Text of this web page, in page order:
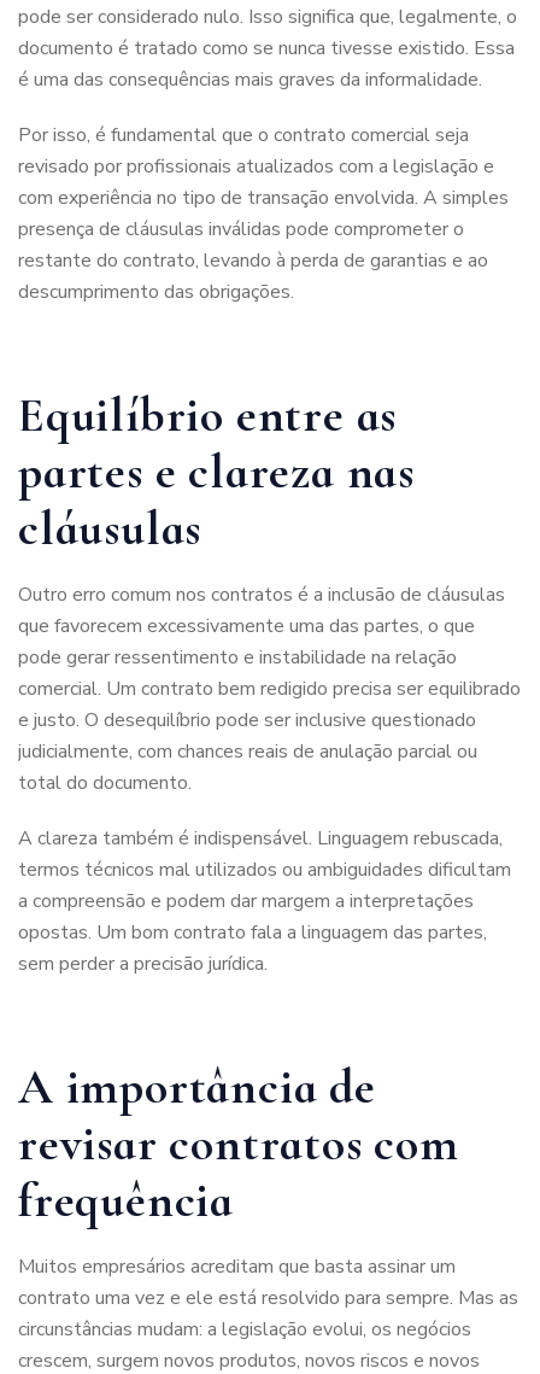
pode ser considerado nulo. Isso significa que, legalmente, o
documento é tratado como se nunca tivesse existido. Essa
é uma das consequências mais graves da informalidade.
Por isso, é fundamental que o contrato comercial seja
revisado por profissionais atualizados com a legislação e
com experiência no tipo de transação envolvida. A simples
presença de cláusulas inválidas pode comprometer o
restante do contrato, levando à perda de garantias e ao
descumprimento das obrigações.
Equilíbrio entre as
partes e clareza nas
cláusulas
Outro erro comum nos contratos é a inclusão de cláusulas
que favorecem excessivamente uma das partes, o que
pode gerar ressentimento e instabilidade na relação
comercial. Um contrato bem redigido precisa ser equilibrado
e justo. O desequilíbrio pode ser inclusive questionado
judicialmente, com chances reais de anulação parcial ou
total do documento.
A clareza também é indispensável. Linguagem rebuscada,
termos técnicos mal utilizados ou ambiguidades dificultam
a compreensão e podem dar margem a interpretações
opostas. Um bom contrato fala a linguagem das partes,
sem perder a precisão jurídica.
A importância de
revisar contratos com
frequência
Muitos empresários acreditam que basta assinar um
contrato uma vez e ele está resolvido para sempre. Mas as
circunstâncias mudam: a legislação evolui, os negócios
crescem, surgem novos produtos, novos riscos e novos